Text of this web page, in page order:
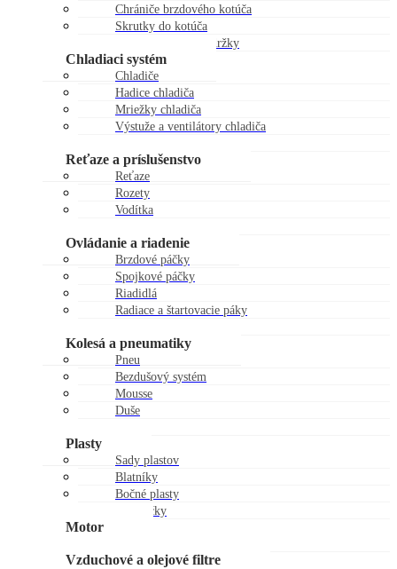
Chrániče brzdového kotúča
Skrutky do kotúča
Viečka brzdovej nádržky
Chladiaci systém
Chladiče
Hadice chladiča
Mriežky chladiča
Výstuže a ventilátory chladiča
Reťaze a príslušenstvo
Reťaze
Rozety
Vodítka
Ovládanie a riadenie
Brzdové páčky
Spojkové páčky
Riadidlá
Radiace a štartovacie páky
Kolesá a pneumatiky
Pneu
Bezdušový systém
Mousse
Duše
Plasty
Sady plastov
Blatníky
Bočné plasty
Chráničky
Motor
Vzduchové a olejové filtre